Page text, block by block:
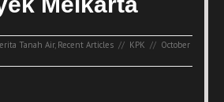
Tanah Air, Recent Articles // KPK // October